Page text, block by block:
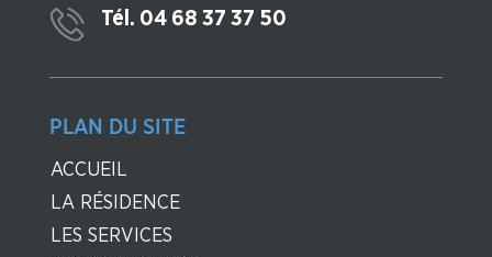
Tél. 04 68 37 37 50
PLAN DU SITE
ACCUEIL
LA RÉSIDENCE
LES SERVICES